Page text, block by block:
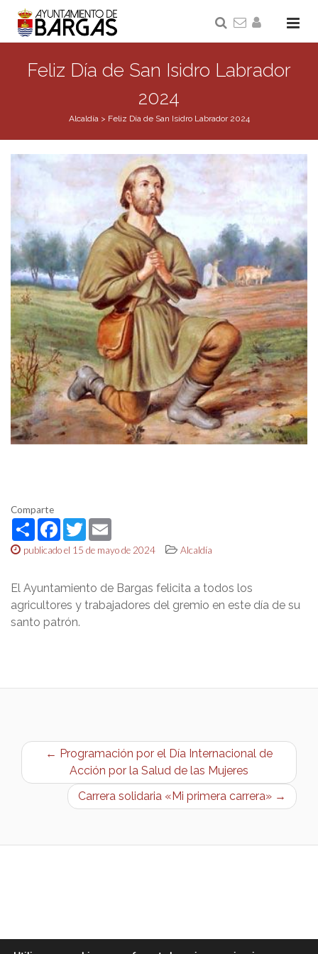
Feliz Día de San Isidro Labrador
2024
Alcaldía> Feliz Día de San Isidro Labrador 2024
Comparte
ShareFacebook
Twitter
publicado el 15 de mayo de 2024 Alcaldía
El Ayuntamiento de Bargas felicita a todos los
agricultores y trabajadores del gremio en este día de su
santo patrón.
← Programación por el Día Internacional de
Acción por la Salud de las Mujeres
Carrera solidaria «Mi primera carrera» →